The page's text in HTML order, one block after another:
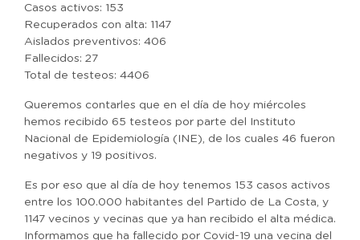
Casos activos: 153
Recuperados con alta: 1147
Aislados preventivos: 406
Fallecidos: 27
Total de testeos: 4406
Queremos contarles que en el día de hoy miércoles
hemos recibido 65 testeos por parte del Instituto
Nacional de Epidemiología (INE), de los cuales 46 fueron
negativos y 19 positivos.
Es por eso que al día de hoy tenemos 153 casos activos
entre los 100.000 habitantes del Partido de La Costa, y
1147 vecinos y vecinas que ya han recibido el alta médica.
Informamos que ha fallecido por Covid-19 una vecina del